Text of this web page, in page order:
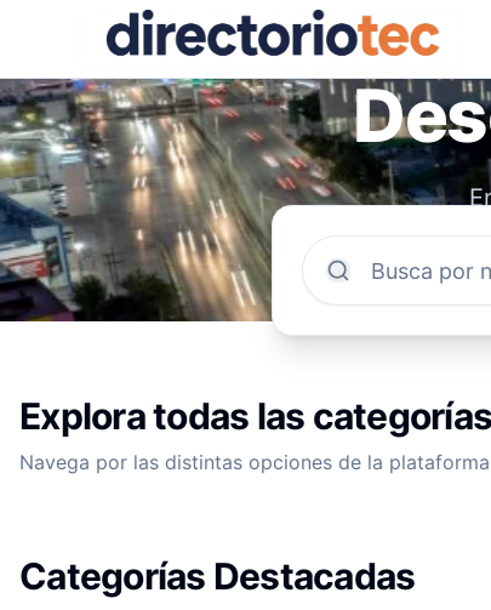
Explora todas las categorías
Navega por las distintas opciones de la plataforma
Categorías Destacadas